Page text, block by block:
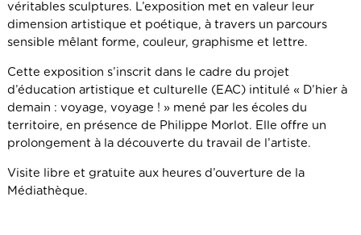
véritables sculptures. L’exposition met en valeur leur
dimension artistique et poétique, à travers un parcours
sensible mêlant forme, couleur, graphisme et lettre.
Cette exposition s’inscrit dans le cadre du projet
d’éducation artistique et culturelle (EAC) intitulé « D’hier à
demain : voyage, voyage ! » mené par les écoles du
territoire, en présence de Philippe Morlot. Elle offre un
prolongement à la découverte du travail de l’artiste.
Visite libre et gratuite aux heures d’ouverture de la
Médiathèque.